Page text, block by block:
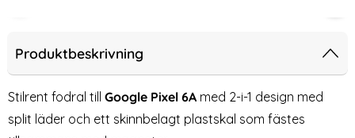
Fodral / Skal Brun
Samsung Galaxy S25 2in1 Magnet Fodral / Skal Röd
Google Pixel 6A Fodral Crazy
Produktbeskrivning
Stilrent fodral till Google Pixel 6A med 2-i-1 design med
split läder och ett skinnbelagt plastskal som fästes